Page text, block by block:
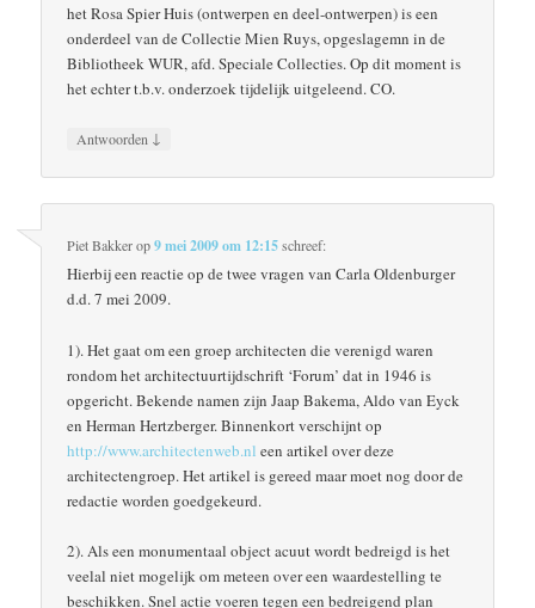
het Rosa Spier Huis (ontwerpen en deel-ontwerpen) is een
onderdeel van de Collectie Mien Ruys, opgeslagemn in de
Bibliotheek WUR, afd. Speciale Collecties. Op dit moment is
het echter t.b.v. onderzoek tijdelijk uitgeleend. CO.
Antwoorden ↓
Piet Bakkerop9 mei 2009 om 12:15schreef:
Hierbij een reactie op de twee vragen van Carla Oldenburger
d.d. 7 mei 2009.
1). Het gaat om een groep architecten die verenigd waren
rondom het architectuurtijdschrift ‘Forum’ dat in 1946 is
opgericht. Bekende namen zijn Jaap Bakema, Aldo van Eyck
en Herman Hertzberger. Binnenkort verschijnt op
http://www.architectenweb.nl een artikel over deze
architectengroep. Het artikel is gereed maar moet nog door de
redactie worden goedgekeurd.
2). Als een monumentaal object acuut wordt bedreigd is het
veelal niet mogelijk om meteen over een waardestelling te
beschikken. Snel actie voeren tegen een bedreigend plan